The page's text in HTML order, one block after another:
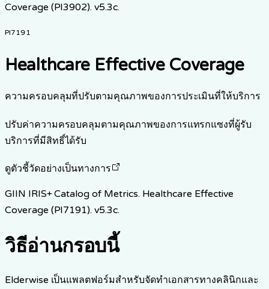
Coverage (PI3902). v5.3c.
PI7191
Healthcare Effective Coverage
ความครอบคลุมที่ปรับตามคุณภาพของการประเมินที่ให้บริการ
ปรับค่าความครอบคลุมตามคุณภาพของการแทรกแซงที่ผู้รับ
บริการที่มีสิทธิ์ได้รับ
ดูตัวชี้วัดอย่างเป็นทางการ
GIIN IRIS+ Catalog of Metrics. Healthcare Effective
Coverage (PI7191). v5.3c.
วิธีอ่านกรอบนี้
Elderwise เป็นแพลตฟอร์มสำหรับจัดทำเอกสารทางคลินิกและ